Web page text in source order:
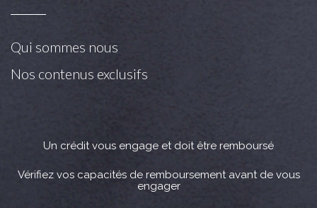
Qui sommes nous
Nos contenus exclusifs
Un crédit vous engage et doit être remboursé
Vérifiez vos capacités de remboursement avant de vous
engager